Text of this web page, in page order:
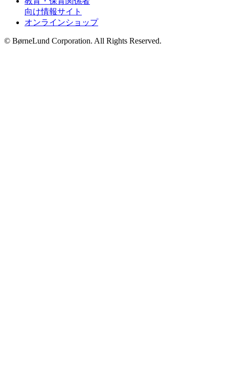
向け情報サイト
オンラインショップ
© BørneLund Corporation. All Rights Reserved.